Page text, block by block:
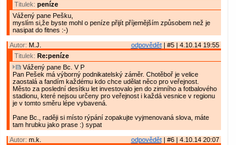
Titulek: peníze
Vážený pane Pešku,
myslím si,že byste mohl o peníze přijít příjemějším způsobem než je
nasipat do fitnes :-)
odpovědět| #5 | 4.10.14 19:55
Autor: M.J.
Titulek: Re:peníze
Vážený pane Bc. V P
Pan Pešek má výborný podnikatelský záměr. Chotěboř je velice
zaostalá a fandím každému kdo chce udělat něco pro veřejnost.
Město za poslední desítku let investovalo jen do zimního a fotbalového
stadionu, které nejsou určeny pro veřejnost i každá vesnice v regionu
je v tomto směru lépe vybavená.
Pane Bc., raději si místo rýpání zopakujte vyjmenovaná slova, máte
tam hrubku jako prase :) sypat
odpovědět| #6 | 4.10.14 20:07
Autor: m.k.